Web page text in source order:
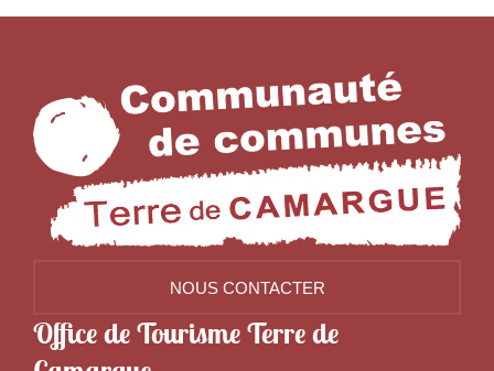
NOUS CONTACTER
Office de Tourisme Terre de